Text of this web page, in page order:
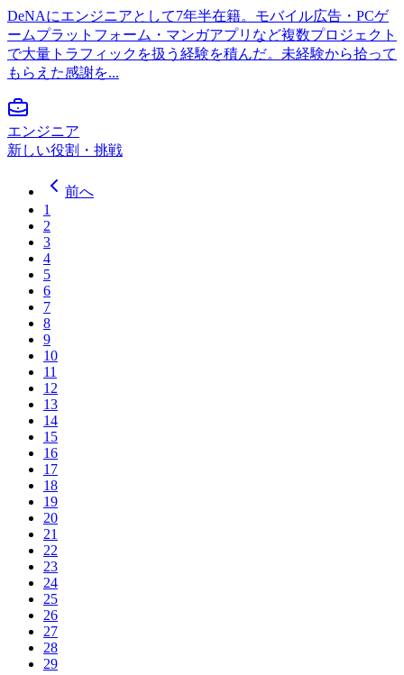
DeNAにエンジニアとして7年半在籍。モバイル広告・PCゲ
ームプラットフォーム・マンガアプリなど複数プロジェクト
で大量トラフィックを扱う経験を積んだ。未経験から拾って
もらえた感謝を...
エンジニア
新しい役割・挑戦
前へ
1
2
3
4
5
6
7
8
9
10
11
12
13
14
15
16
17
18
19
20
21
22
23
24
25
26
27
28
29